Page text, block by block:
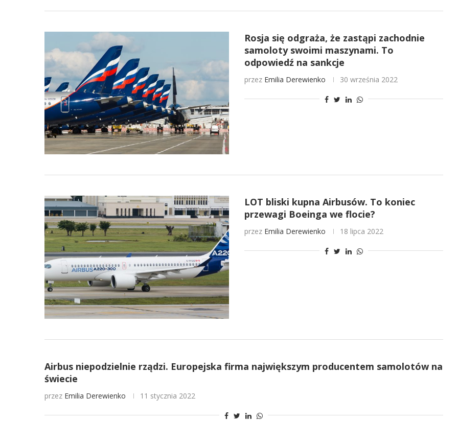
Rosja się odgraża, że zastąpi zachodnie
samoloty swoimi maszynami. To
odpowiedź na sankcje
przez Emilia Derewienko 30 września 2022
LOT bliski kupna Airbusów. To koniec
przewagi Boeinga we flocie?
przez Emilia Derewienko 18 lipca 2022
Airbus niepodzielnie rządzi. Europejska firma największym producentem samolotów na
świecie
przez Emilia Derewienko 11 stycznia 2022